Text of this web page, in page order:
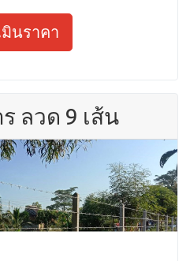
นราคา
ลวด 9 เส้น